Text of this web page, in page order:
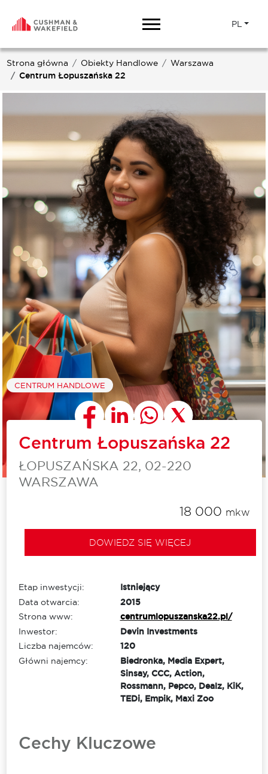
PL
Strona główna Obiekty Handlowe
Warszawa
Centrum Łopuszańska 22
CENTRUM HANDLOWE
Centrum Łopuszańska 22
ŁOPUSZAŃSKA 22, 02-220
WARSZAWA
18 000 mkw
DOWIEDZ SIĘ WIĘCEJ
Etap inwestycji:
Istniejący
Data otwarcia:
2015
Strona www:
centrumlopuszanska22.pl/
Inwestor:
Devin Investments
Liczba najemców:
120
Główni najemcy:
Biedronka, Media Expert,
Sinsay, CCC, Action,
Rossmann, Pepco, Dealz, KiK,
TEDi, Empik, Maxi Zoo
Cechy Kluczowe